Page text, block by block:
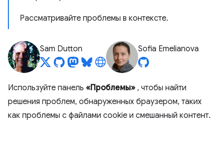
Рассматривайте проблемы в контексте.
Sam Dutton Sofia Emelianova
Используйте панель «Проблемы» , чтобы найти
решения проблем, обнаруженных браузером, таких
как проблемы с файлами cookie и смешанный контент.